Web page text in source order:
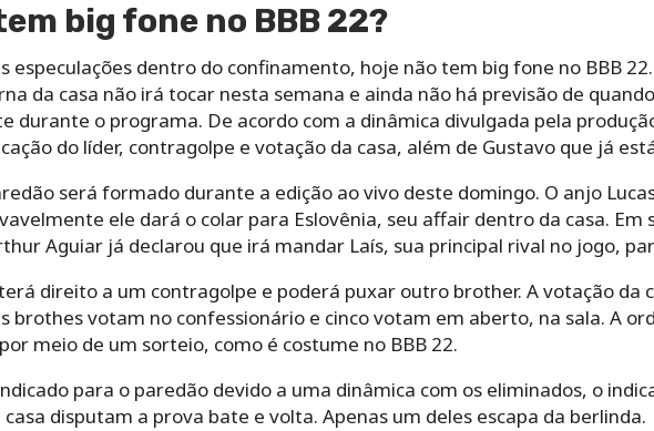
big fone no BBB 22?
especulações dentro do confinamento, hoje não tem big fone no BBB
da casa não irá tocar nesta semana e ainda não há previsão de
durante o programa. De acordo com a dinâmica divulgada pela
do líder, contragolpe e votação da casa, além de Gustavo que já
será formado durante a edição ao vivo deste domingo. O anjo
ele dará o colar para Eslovênia, seu affair dentro da casa. Em
Aguiar já declarou que irá mandar Laís, sua principal rival no jogo,
direito a um contragolpe e poderá puxar outro brother. A votação da
brothes votam no confessionário e cinco votam em aberto, na sala. A
meio de um sorteio, como é costume no BBB 22.
para o paredão devido a uma dinâmica com os eliminados, o
disputam a prova bate e volta. Apenas um deles escapa da berlinda.